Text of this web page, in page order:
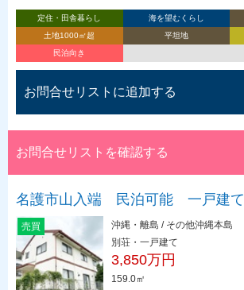
定住・田舎暮らし 海を望むくらし
土地1000㎡超
平坦地
民泊向き
お問合せリストに追加する
お問合せリストを確認する
名護市山入端 民泊可能 一戸建て
売買
沖縄・離島 / その他沖縄本島
別荘・一戸建て
3,850万円
159.0㎡